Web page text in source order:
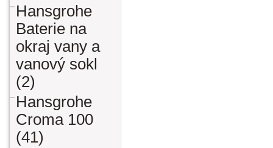
Hansgrohe
Baterie na
okraj vany a
vanový sokl
(2)
Hansgrohe
Croma 100
(41)